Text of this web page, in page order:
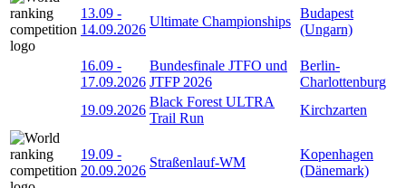
13.09 -
14.09.2026
Ultimate Championships
Budapest
(Ungarn)
16.09 -
17.09.2026
Bundesfinale JTFO und
JTFP 2026
Berlin-
Charlottenburg
19.09.2026
Black Forest ULTRA
Trail Run
Kirchzarten
19.09 -
20.09.2026
Straßenlauf-WM
Kopenhagen
(Dänemark)